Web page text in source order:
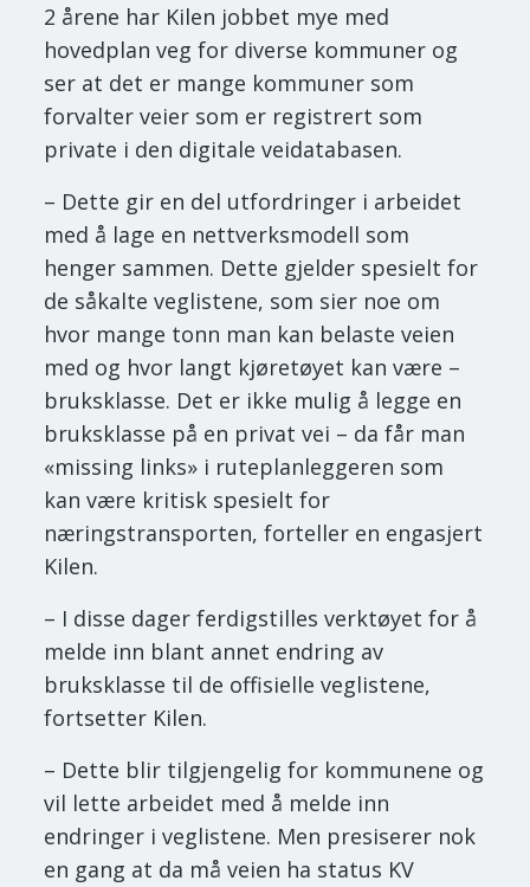
2 årene har Kilen jobbet mye med
hovedplan veg for diverse kommuner og
ser at det er mange kommuner som
forvalter veier som er registrert som
private i den digitale veidatabasen.
– Dette gir en del utfordringer i arbeidet
med å lage en nettverksmodell som
henger sammen. Dette gjelder spesielt for
de såkalte veglistene, som sier noe om
hvor mange tonn man kan belaste veien
med og hvor langt kjøretøyet kan være –
bruksklasse. Det er ikke mulig å legge en
bruksklasse på en privat vei – da får man
«missing links» i ruteplanleggeren som
kan være kritisk spesielt for
næringstransporten, forteller en engasjert
Kilen.
– I disse dager ferdigstilles verktøyet for å
melde inn blant annet endring av
bruksklasse til de offisielle veglistene,
fortsetter Kilen.
– Dette blir tilgjengelig for kommunene og
vil lette arbeidet med å melde inn
endringer i veglistene. Men presiserer nok
en gang at da må veien ha status KV